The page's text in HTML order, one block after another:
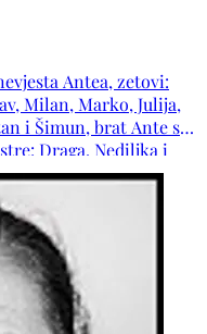
Antea, zetovi:
Milan, Marko, Julija,
i Šimun, brat Ante s
Draga, Nediljka i
djeverova: Marijana,
rodbina i prijatelji.